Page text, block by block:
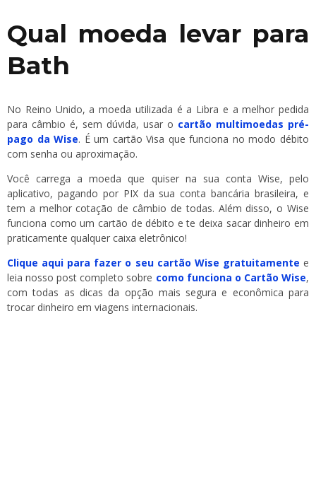
Qual moeda levar para
Bath
No Reino Unido, a moeda utilizada é a Libra e a melhor pedida
para câmbio é, sem dúvida, usar o cartão multimoedas pré-
pago da Wise. É um cartão Visa que funciona no modo débito
com senha ou aproximação.
Você carrega a moeda que quiser na sua conta Wise, pelo
aplicativo, pagando por PIX da sua conta bancária brasileira, e
tem a melhor cotação de câmbio de todas. Além disso, o Wise
funciona como um cartão de débito e te deixa sacar dinheiro em
praticamente qualquer caixa eletrônico!
Clique aqui para fazer o seu cartão Wise gratuitamente e
leia nosso post completo sobre como funciona o Cartão Wise,
com todas as dicas da opção mais segura e econômica para
trocar dinheiro em viagens internacionais.